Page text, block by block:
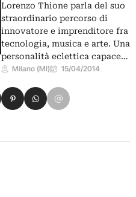
Lorenzo Thione parla del suo
straordinario percorso di
innovatore e imprenditore fra
tecnologia, musica e arte. Una
personalità eclettica capace…
Milano (MI) 15/04/2014
Xsu LinkedIn
Condividi su Pinterest
Condividi su WhatsApp
Condividi su Email